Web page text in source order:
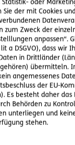
oder
Sie der mit Cookies
zum Zweck der
anpassen“.
a DSGVO), dass wir
in Drittländer
übermitteln.
angemessenes
der EU-
Es besteht daher das
Behörden zu
unterliegen und
stehen.
und
verstoßen hat.
und 500,-
bezahlen.
bringen
die D.A.S.
raten, da die
sehr
der
sogar auf 300,-